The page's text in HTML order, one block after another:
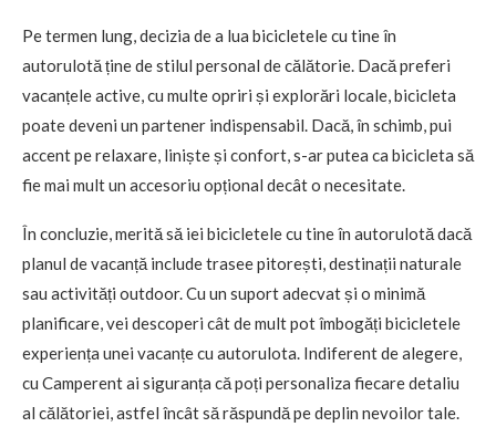
Pe termen lung, decizia de a lua bicicletele cu tine în
autorulotă ține de stilul personal de călătorie. Dacă preferi
vacanțele active, cu multe opriri și explorări locale, bicicleta
poate deveni un partener indispensabil. Dacă, în schimb, pui
accent pe relaxare, liniște și confort, s-ar putea ca bicicleta să
fie mai mult un accesoriu opțional decât o necesitate.
În concluzie, merită să iei bicicletele cu tine în autorulotă dacă
planul de vacanță include trasee pitorești, destinații naturale
sau activități outdoor. Cu un suport adecvat și o minimă
planificare, vei descoperi cât de mult pot îmbogăți bicicletele
experiența unei vacanțe cu autorulota. Indiferent de alegere,
cu Camperent ai siguranța că poți personaliza fiecare detaliu
al călătoriei, astfel încât să răspundă pe deplin nevoilor tale.